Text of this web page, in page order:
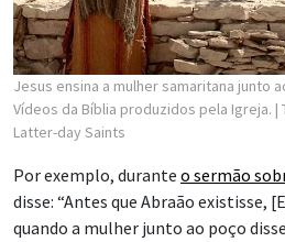
Jesus ensina a mulher samaritana junto
Vídeos da Bíblia produzidos pela Igreja. |
Latter-day Saints
Por exemplo, durante o sermão
disse: “Antes que Abraão existisse,
quando a mulher junto ao poço